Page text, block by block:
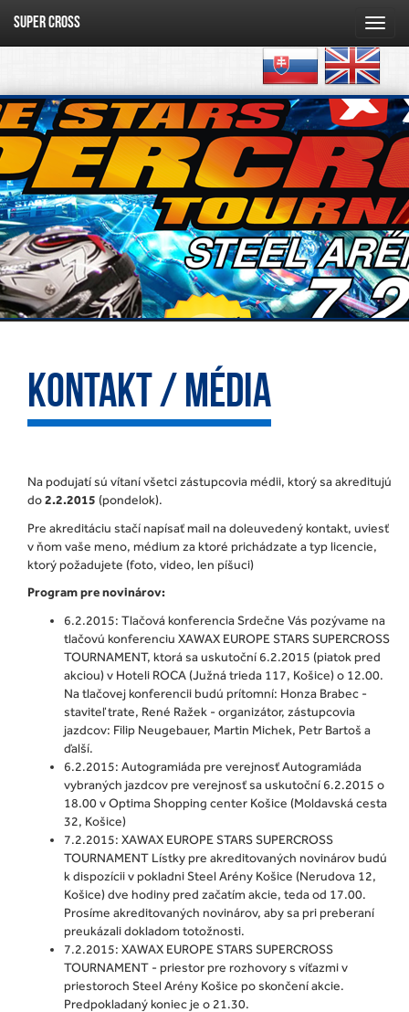
SUPER CROSS
Kontakt / Média
Na podujatí sú vítaní všetci zástupcovia médii, ktorý sa akreditujú
do2.2.2015 (pondelok).
Pre akreditáciu stačí napísať mail na doleuvedený kontakt, uviesť
v ňom vaše meno, médium za ktoré prichádzate a typ licencie,
ktorý požadujete (foto, video, len píšuci)
Program pre novinárov:
6.2.2015: Tlačová konferencia Srdečne Vás pozývame na
tlačovú konferenciu XAWAX EUROPE STARS SUPERCROSS
TOURNAMENT, ktorá sa uskutoční 6.2.2015 (piatok pred
akciou) v Hoteli ROCA (Južná trieda 117, Košice) o 12.00.
Na tlačovej konferencii budú prítomní: Honza Brabec -
staviteľ trate, René Ražek - organizátor, zástupcovia
jazdcov: Filip Neugebauer, Martin Michek, Petr Bartoš a
ďalší.
6.2.2015: Autogramiáda pre verejnosť Autogramiáda
vybraných jazdcov pre verejnosť sa uskutoční 6.2.2015 o
18.00 v Optima Shopping center Košice (Moldavská cesta
32, Košice)
7.2.2015: XAWAX EUROPE STARS SUPERCROSS
TOURNAMENT Lístky pre akreditovaných novinárov budú
k dispozícii v pokladni Steel Arény Košice (Nerudova 12,
Košice) dve hodiny pred začatím akcie, teda od 17.00.
Prosíme akreditovaných novinárov, aby sa pri preberaní
preukázali dokladom totožnosti.
7.2.2015: XAWAX EUROPE STARS SUPERCROSS
TOURNAMENT - priestor pre rozhovory s víťazmi v
priestoroch Steel Arény Košice po skončení akcie.
Predpokladaný koniec je o 21.30.